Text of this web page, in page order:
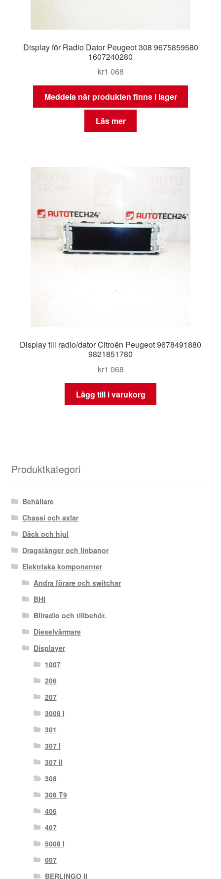
Display för Radio Dator Peugeot 308 9675859580
1607240280
kr1 068
Meddela när produkten finns i lager
Läs mer
Display till radio/dator Citroën Peugeot 9678491880
9821851780
kr1 068
Lägg till i varukorg
Produktkategori
Behållare
Chassi och axlar
Däck och hjul
Dragstänger och linbanor
Elektriska komponenter
Andra förare och switchar
BHI
Bilradio och tillbehör.
Dieselvärmare
Displayer
1007
206
207
3008 I
301
307 I
307 II
308
308 T9
406
407
5008 I
607
BERLINGO II